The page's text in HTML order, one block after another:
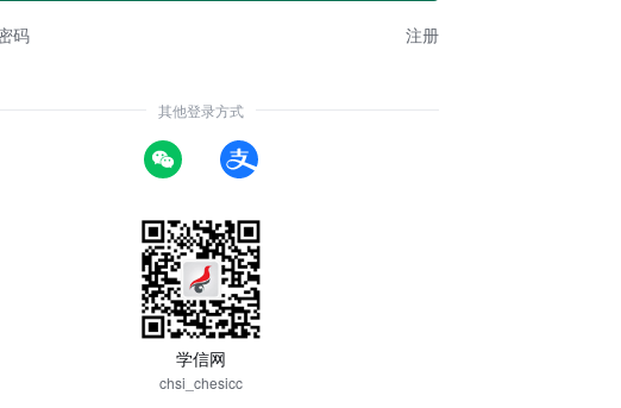
码 注册
其他登录方式
学信网
chsi_chesicc